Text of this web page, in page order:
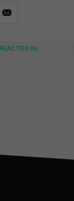
REACTIES (0)